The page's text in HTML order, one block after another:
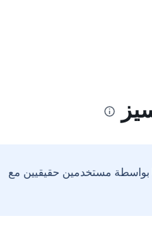
بواسطة مستخدمين حقيقيين مع